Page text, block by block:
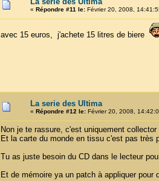
« Répondre #11 le:Février 20, 2008,
avec 15 euros, j'achete 15 litres de biere
La serie des Ultima
« Répondre #12 le:Février 20, 2008,
Non je te rassure, c'est uniquement collector
Et la carte du monde en tissu c'est pas très
Tu as juste besoin du CD dans le lecteur
Et de mémoire ya un patch à appliquer pour